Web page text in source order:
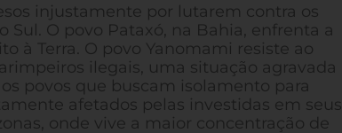
injustamente por lutarem contra os
Sul. O povo Pataxó, na Bahia, enfrenta a
à Terra. O povo Yanomami resiste ao
ilegais, uma situação agravada
povos que buscam isolamento para
afetados pelas investidas em seus
onde vive a maior concentração de